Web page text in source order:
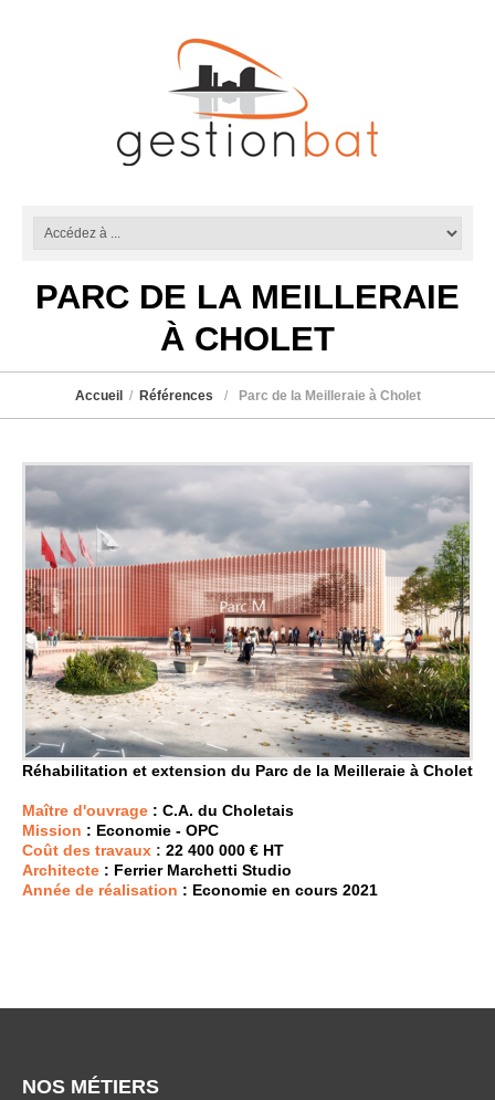
PARC DE LA MEILLERAIE
À CHOLET
Accueil Références Parc de la Meilleraie à Cholet
Réhabilitation et extension du Parc de la Meilleraie à Cholet
Maître d'ouvrage : C.A. du Choletais
Mission : Economie - OPC
Coût des travaux : 22 400 000 € HT
Architecte : Ferrier Marchetti Studio
Année de réalisation : Economie en cours 2021
NOS MÉTIERS